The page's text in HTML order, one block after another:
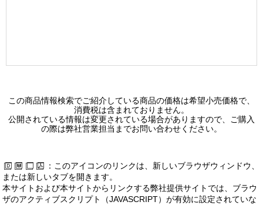
LEDX-4223G
LEDX-4223SC
システムユニット白色つや消しバッフル
LEDX-4223V
システムユニットアルミルーバー・Ｖ
0 円（税別）
この商品情報検索でご紹介している商品の価格は希望小売価格で、
消費税は含まれておりません。
公開されている情報は変更されている場合がありますので、ご購入
の際は弊社営業担当までお問い合わせください。
：このアイコンのリンクは、新しいブラウザウィンドウ、
または新しいタブを開きます。
本サイトおよび本サイトからリンクする弊社提供サイトでは、ブラウ
ザのアクティブスクリプト（JAVASCRIPT）が有効に設定されていな